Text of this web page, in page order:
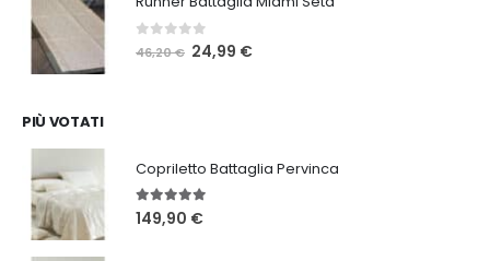
era:
46,20 €.
è:
0 Su 5
46,20€ Il24,99 €Il
PIÙ VOTATI
Copriletto Battaglia Pervinca
5.00Su 5
149,90 €